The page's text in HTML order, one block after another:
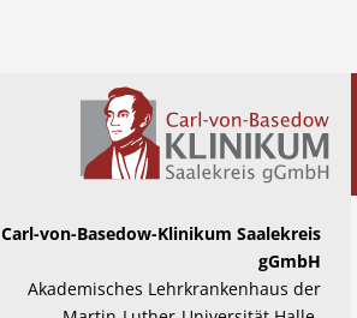
Carl-von-Basedow-Klinikum Saalekreis
gGmbH
Akademisches Lehrkrankenhaus der